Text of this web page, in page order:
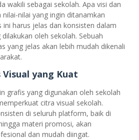
wakili sebagai sekolah. Apa visi dan
nilai-nilai yang ingin ditanamkan
ini harus jelas dan konsisten dalam
oleh sekolah. Sebuah
yang jelas akan lebih mudah dikenali
yang Kuat
grafis yang digunakan oleh sekolah
citra visual sekolah.
di seluruh platform, baik di
materi promosi, akan
dan mudah diingat.